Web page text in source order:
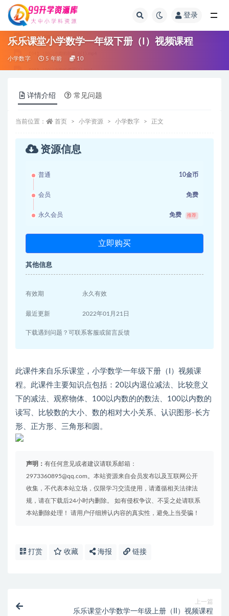
登录
乐乐课堂小学数学一年级下册（I）视频课程
小学数字 5 年前 10
详情介绍 常见问题
当前位置： 首页 小学资源 小学数字 正文
资源信息
普通 10金币
会员 免费
永久会员 免费 推荐
立即购买
其他信息
有效期 永久有效
最近更新 2022年01月21日
下载遇到问题？可联系客服或留言反馈
此课件来自乐乐课堂，小学数学一年级下册（I）视频课
程。此课件主要知识点包括：20以内退位减法、比较意义
下的减法、观察物体、100以内数的的数法、100以内数的
读写、比较数的大小、数的相对大小关系、认识图形-长方
形、正方形、三角形和圆。
声明： 有任何意见或者建议请联系邮箱：
2973360895@qq.com。本站资源来自会员发布以及互联网公开
收集，不代表本站立场，仅限学习交流使用，请遵循相关法律法
规，请在下载后24小时内删除。 如有侵权争议、不妥之处请联系
本站删除处理！ 请用户仔细辨认内容的真实性，避免上当受骗！
打赏 收藏 海报 链接
上一篇
乐乐课堂小学数学一年级上册（II）视频课程